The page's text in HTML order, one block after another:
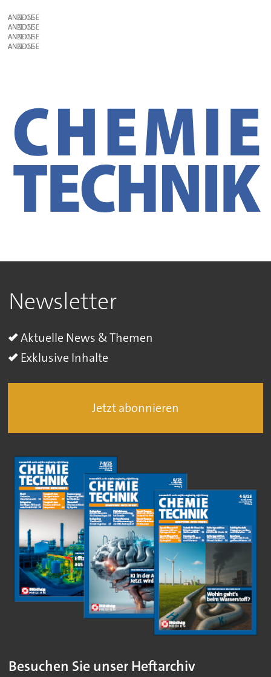
ANZEIGE
ANZEIGE
ANZEIGE
ANZEIGE
Newsletter
Aktuelle News & Themen
Exklusive Inhalte
Jetzt abonnieren
Besuchen Sie unser Heftarchiv